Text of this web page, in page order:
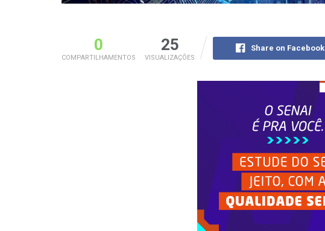
0
COMPARTILHAMENTOS
25
VISUALIZAÇÕES
Share on Facebook